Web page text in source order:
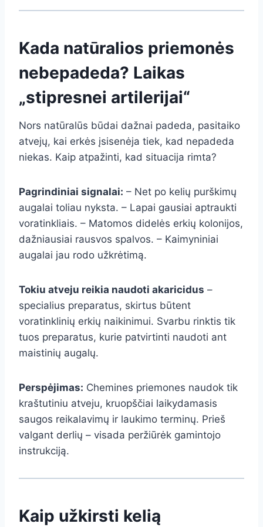
Kada natūralios priemonės
nebepadeda? Laikas
„stipresnei artilerijai“
Nors natūralūs būdai dažnai padeda, pasitaiko
atvejų, kai erkės įsisenėja tiek, kad nepadeda
niekas. Kaip atpažinti, kad situacija rimta?
Pagrindiniai signalai: – Net po kelių purškimų
augalai toliau nyksta. – Lapai gausiai aptraukti
voratinkliais. – Matomos didelės erkių kolonijos,
dažniausiai rausvos spalvos. – Kaimyniniai
augalai jau rodo užkrėtimą.
Tokiu atveju reikia naudoti akaricidus –
specialius preparatus, skirtus būtent
voratinklinių erkių naikinimui. Svarbu rinktis tik
tuos preparatus, kurie patvirtinti naudoti ant
maistinių augalų.
Perspėjimas: Chemines priemones naudok tik
kraštutiniu atveju, kruopščiai laikydamasis
saugos reikalavimų ir laukimo terminų. Prieš
valgant derlių – visada peržiūrėk gamintojo
instrukciją.
Kaip užkirsti kelią